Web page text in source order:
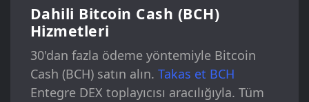
Dahili Bitcoin Cash (BCH)
Hizmetleri
30'dan fazla ödeme yöntemiyle Bitcoin
Cash (BCH) satın alın. Takas et BCH
Entegre DEX toplayıcısı aracılığıyla. Tüm